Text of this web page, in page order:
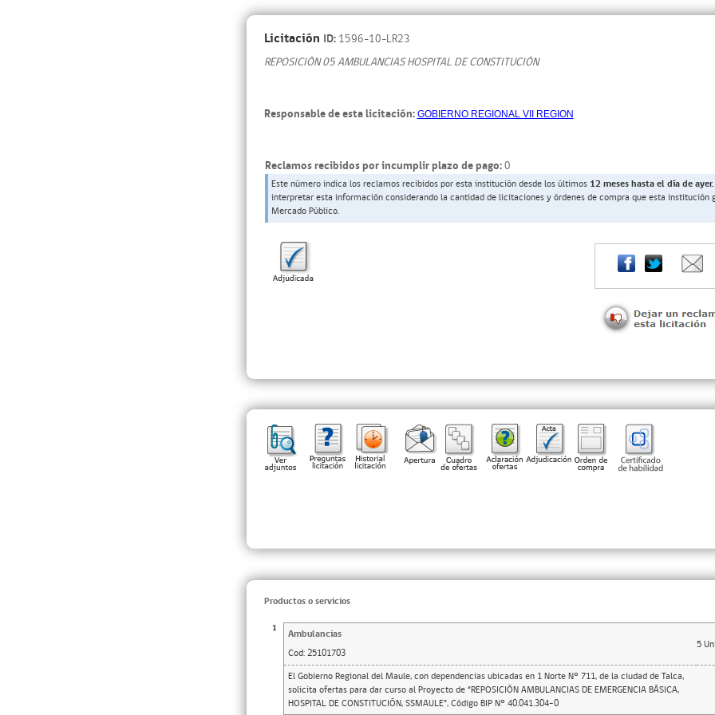
Licitación ID: 1596-10-LR23
REPOSICIÓN 05 AMBULANCIAS HOSPITAL DE CONSTITUCIÓN
Responsable de esta licitación:GOBIERNO REGIONAL VII REGION
Reclamos recibidos por incumplir plazo de pago:0
Este número indica los reclamos recibidos por esta institución desde los últimos 12 meses hasta el día de ayer.
interpretar esta información considerando la cantidad de licitaciones y órdenes de compra que esta institución
Mercado Público.
Productos o servicios
1 Ambulancias
5
Cod: 25101703
El Gobierno Regional del Maule, con dependencias ubicadas en 1 Norte N° 711, de la ciudad de Talca,
solicita ofertas para dar curso al Proyecto de “REPOSICIÓN AMBULANCIAS DE EMERGENCIA BÁSICA,
HOSPITAL DE CONSTITUCIÓN, SSMAULE”, Código BIP N° 40.041.304-0